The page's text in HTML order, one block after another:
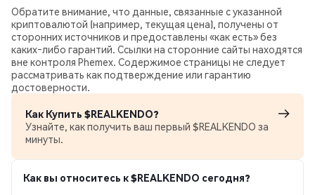
Обратите внимание, что данные, связанные с указанной
криптовалютой (например, текущая цена), получены от
сторонних источников и предоставлены «как есть» без
каких‑либо гарантий. Ссылки на сторонние сайты находятся
вне контроля Phemex. Содержимое страницы не следует
рассматривать как подтверждение или гарантию
достоверности.
Как Купить $REALKENDO?
Узнайте, как получить ваш первый $REALKENDO за
минуты.
Как вы относитесь к $REALKENDO сегодня?